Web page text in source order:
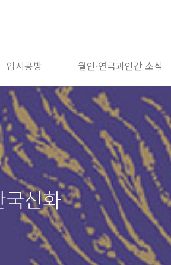
입시공방 월인·연극과인간 소식
신화